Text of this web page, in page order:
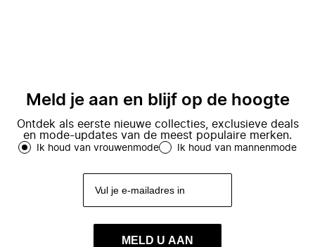
Meld je aan en blijf op de hoogte
Ontdek als eerste nieuwe collecties, exclusieve deals
en mode-updates van de meest populaire merken.
Ik houd van vrouwenmode Ik houd van mannenmode
MELD U AAN